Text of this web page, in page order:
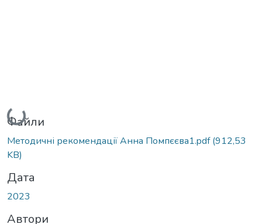
Вантажиться...
Файли
Методичні рекомендації Анна Помпєєва1.pdf(912,53
KB)
Дата
2023
Автори